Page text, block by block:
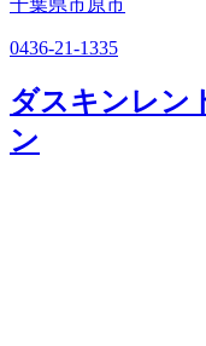
0436-21-1335
ダスキンレン
ン